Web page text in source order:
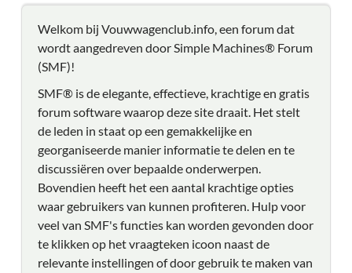
Welkom bij Vouwwagenclub.info, een forum dat
wordt aangedreven door Simple Machines® Forum
(SMF)!
SMF® is de elegante, effectieve, krachtige en gratis
forum software waarop deze site draait. Het stelt
de leden in staat op een gemakkelijke en
georganiseerde manier informatie te delen en te
discussiëren over bepaalde onderwerpen.
Bovendien heeft het een aantal krachtige opties
waar gebruikers van kunnen profiteren. Hulp voor
veel van SMF's functies kan worden gevonden door
te klikken op het vraagteken icoon naast de
relevante instellingen of door gebruik te maken van